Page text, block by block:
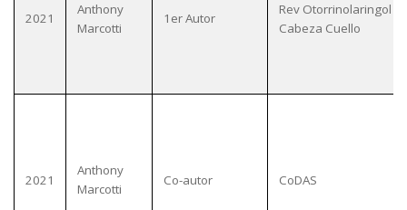
2021
Anthony
Marcotti
1er Autor
Rev Otorrinolaringol
Cabeza Cuello
2021
Anthony
Marcotti
Co-autor CoDAS